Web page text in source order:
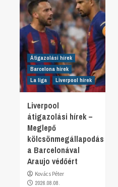
Átigazolási hírek
Barcelona hírek
La liga
Liverpool hírek
Liverpool
átigazolási hírek –
Meglepő
kölcsönmegállapodás
a Barcelonával
Araujo védőért
Kovács Péter
2026.08.08.